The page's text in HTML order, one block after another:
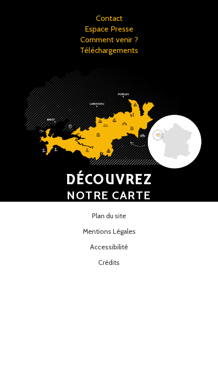
Contact
Espace Presse
Comment venir ?
Téléchargements
DÉCOUVREZ
NOTRE CARTE
Plan du site
Mentions Légales
Accessibilité
Crédits